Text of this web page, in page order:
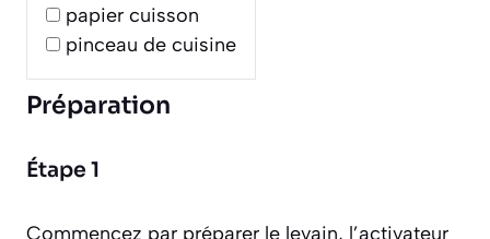
papier cuisson
pinceau de cuisine
Préparation
Étape 1
Commencez par préparer le levain, l’activateur